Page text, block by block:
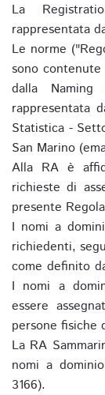
La
rappresentata
Le norme
sono
dalla
rappresentata
Statistica -
San Marino
Alla RA è
richieste di
presente
I nomi a
richiedenti,
come definito
I nomi a
essere
persone fisiche
La RA
nomi a
3166).